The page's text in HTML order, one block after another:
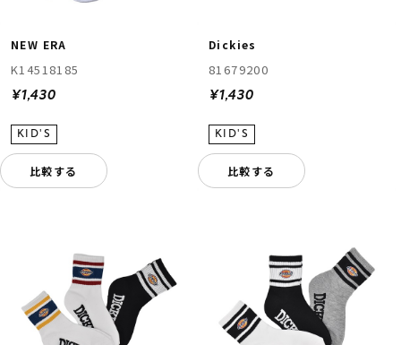
NEW ERA
K14518185
¥1,430
比較する
Dickies
81679200
¥1,430
比較する